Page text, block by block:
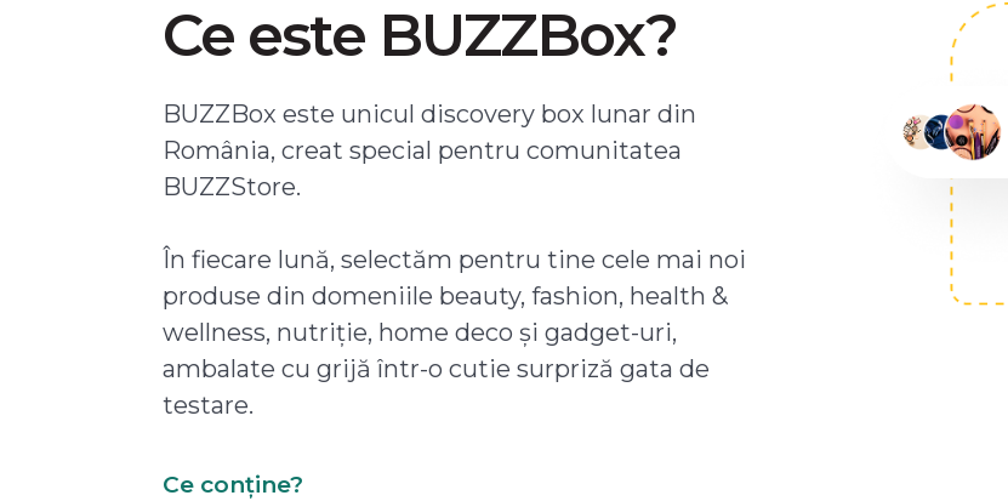
Ce este BUZZBox?
BUZZBox este unicul discovery box lunar din
România, creat special pentru comunitatea
BUZZStore.
În fiecare lună, selectăm pentru tine cele mai noi
produse din domeniile beauty, fashion, health &
wellness, nutriție, home deco și gadget-uri,
ambalate cu grijă într-o cutie surpriză gata de
testare.
Ce conține?